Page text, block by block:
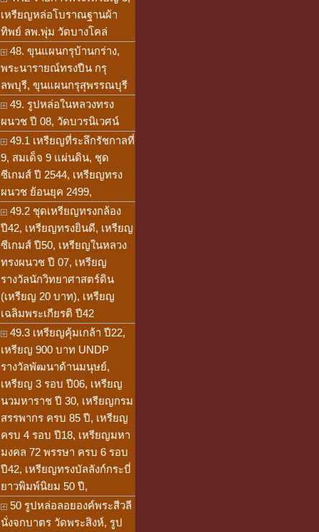
เหรียญหล่อโบราณฐานผ้า
ทิพย์ ลพ.พุ่ม วัดบางโคล่
48. ขุนแผนกรุบ้านกร่าง,
พระนารายณ์ทรงปืน กรุ
ลพบุรี, ขุนแผนกรุสุพรรณบุรี
49. รูปหล่อในหลวงทรง
ผนวช ปี 08, วัดบวรนิเวศน์
49.1 เหรียญที่ระลึกรัชกาลที่
9, สมเด็จ 9 แผ่นดิน, ชุด
ซีเกมส์ ปี 2544, เหรียญทรง
ผนวช ย้อนยุค 2499,
49.2 ชุดเหรียญทรงกล้อง
ปี42, เหรียญทรงยินดี, เหรียญ
ซีเกมส์ ปี50, เหรียญในหลวง
ทรงผนวช ปี 07, เหรียญ
รางวัลนักวิทยาศาสตร์ดิน
(เหรียญ 20 บาท), เหรียญ
เฉลิมพระเกียรติ ปี42
49.3 เหรียญคุ้มเกล้า ปี22,
เหรียญ 900 บาท UNDP
รางวัลพัฒนาด้านมนุษย์,
เหรียญ 3 รอบ ปี06, เหรียญ
นวมหาราช ปี 30, เหรียญกรม
สรรพากร ครบ 85 ปี, เหรียญ
ครบ 4 รอบ ปี18, เหรียญมหา
มงคล 72 พรรษา ครบ 6 รอบ
ปี42, เหรียญทรงบัลลังก์กระบี่
ยาวพิมพ์นิยม 50 ปี,
50 รูปหล่อลอยองค์พระสีวลี
นั่งจกบาตร วัดพระสิงห์, รูป